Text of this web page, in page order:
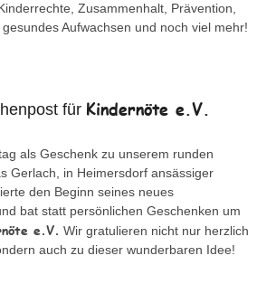
Zusammenhalt, Prävention,
Aufwachsen und noch viel mehr!
für Kindernöte e.V.
als Geschenk zu unserem runden
Gerlach, in Heimersdorf ansässiger
den Beginn seines neues
bat statt persönlichen Geschenken um
e.V. Wir gratulieren nicht nur herzlich
auch zu dieser wunderbaren Idee!